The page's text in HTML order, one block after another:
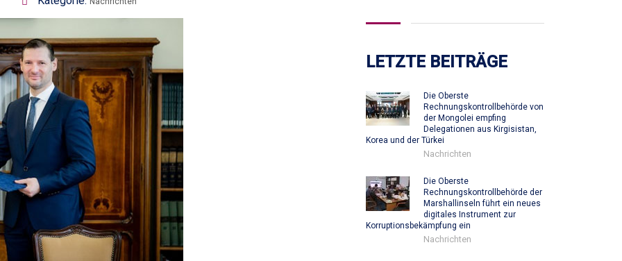
LETZTE BEITRÄGE
Die Oberste
Rechnungskontrollbehörde von
der Mongolei empfing
Delegationen aus Kirgisistan,
Korea und der Türkei
Nachrichten
Die Oberste
Rechnungskontrollbehörde der
Marshallinseln führt ein neues
digitales Instrument zur
Korruptionsbekämpfung ein
Nachrichten